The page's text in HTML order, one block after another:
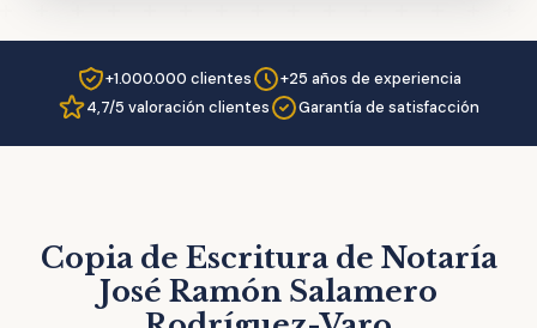
+1.000.000 clientes
+25 años de experiencia
4,7/5 valoración clientes
Garantía de satisfacción
Copia de Escritura de Notaría
José Ramón Salamero